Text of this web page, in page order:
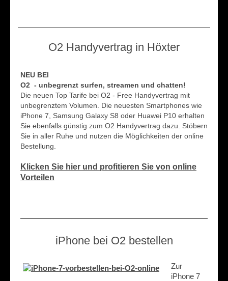
O2 Handyvertrag in Höxter
NEU BEI
O2 - unbegrenzt surfen, streamen und chatten!
Die neuen Top Tarife bei O2 - Free Handyvertrag mit
unbegrenztem Volumen. Die neuesten Smartphones wie
iPhone 7, Samsung Galaxy S8 oder Huawei P10 erhalten
Sie ebenfalls günstig zum O2 Handyvertrag dazu. Stöbern
Sie in aller Ruhe und nutzen die Möglichkeiten der online
Bestellung.
Klicken Sie hier und profitieren Sie von online
Vorteilen
iPhone bei O2 bestellen
Zur
iPhone 7